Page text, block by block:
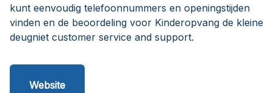
kunt eenvoudig telefoonnummers en openingstijden
vinden en de beoordeling voor Kinderopvang de kleine
deugniet customer service and support.
Website